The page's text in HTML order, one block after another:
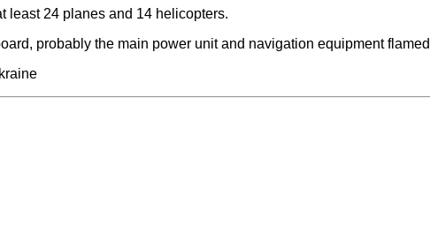
least 24 planes and 14 helicopters.
probably the main power unit and navigation equipment